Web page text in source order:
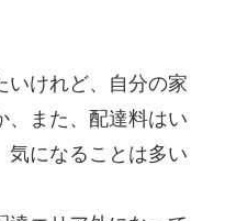
いけれど、自分の家
、また、配達料はい
気になることは多い